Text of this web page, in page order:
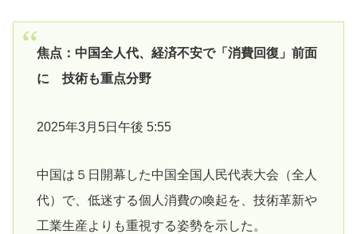
焦点：中国全人代、経済不安で「消費回復」前面
に 技術も重点分野
2025年3月5日午後 5:55
中国は５日開幕した中国全国人民代表大会（全人
代）で、低迷する個人消費の喚起を、技術革新や
工業生産よりも重視する姿勢を示した。